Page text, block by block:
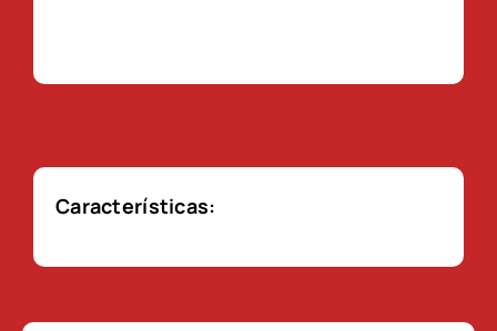
Características: